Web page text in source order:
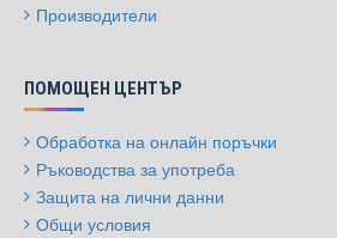
Производители
ПОМОЩЕН ЦЕНТЪР
Обработка на онлайн поръчки
Ръководства за употреба
Защита на лични данни
Общи условия